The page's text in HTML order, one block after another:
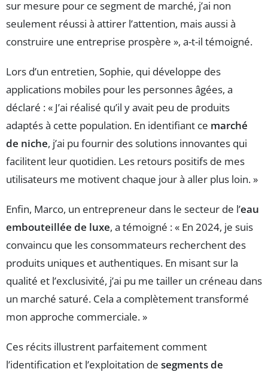
sur mesure pour ce segment de marché, j’ai non
seulement réussi à attirer l’attention, mais aussi à
construire une entreprise prospère », a-t-il témoigné.
Lors d’un entretien, Sophie, qui développe des
applications mobiles pour les personnes âgées, a
déclaré : « J’ai réalisé qu’il y avait peu de produits
adaptés à cette population. En identifiant ce marché
de niche, j’ai pu fournir des solutions innovantes qui
facilitent leur quotidien. Les retours positifs de mes
utilisateurs me motivent chaque jour à aller plus loin. »
Enfin, Marco, un entrepreneur dans le secteur de l’eau
embouteillée de luxe, a témoigné : « En 2024, je suis
convaincu que les consommateurs recherchent des
produits uniques et authentiques. En misant sur la
qualité et l’exclusivité, j’ai pu me tailler un créneau dans
un marché saturé. Cela a complètement transformé
mon approche commerciale. »
Ces récits illustrent parfaitement comment
l’identification et l’exploitation de segments de